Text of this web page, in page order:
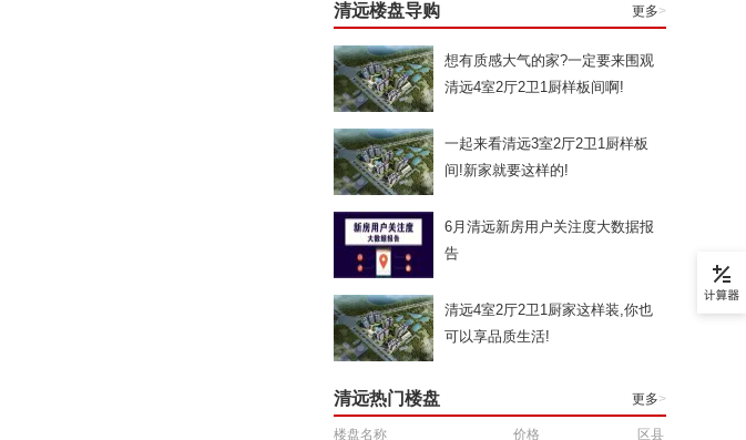
清远楼盘导购 更多>
想有质感大气的家?一定要来围观
清远4室2厅2卫1厨样板间啊!
一起来看清远3室2厅2卫1厨样板
间!新家就要这样的!
6月清远新房用户关注度大数据报
告
清远4室2厅2卫1厨家这样装,你也
可以享品质生活!
清远热门楼盘 更多>
楼盘名称 价格 区县